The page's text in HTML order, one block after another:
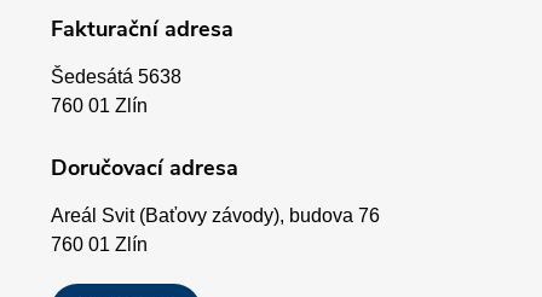
Fakturační adresa
Šedesátá 5638
760 01 Zlín
Doručovací adresa
Areál Svit (Baťovy závody), budova 76
760 01 Zlín